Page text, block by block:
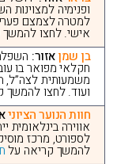
ופנימיה
למטרה לצמצם
אישי. לחצו
בן שמןאזור:
חקלאי מפואר בו
משמעותית לצה”ל,
ועוד. לחצו
חוות הנוער הציוני
אווירה בינלאומית
לספורט, מרכז
להמשך קריאה על